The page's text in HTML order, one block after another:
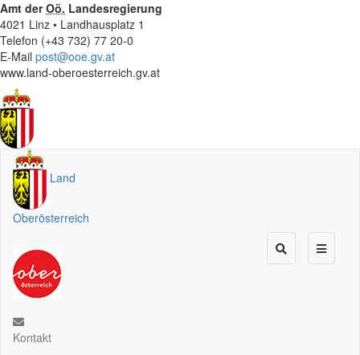
Amt derOö. Landesregierung
4021 Linz • Landhausplatz 1
Telefon (+43 732) 77 20-0
E-Mail post@ooe.gv.at
www.land-oberoesterreich.gv.at
Land
Oberösterreich
Kontakt